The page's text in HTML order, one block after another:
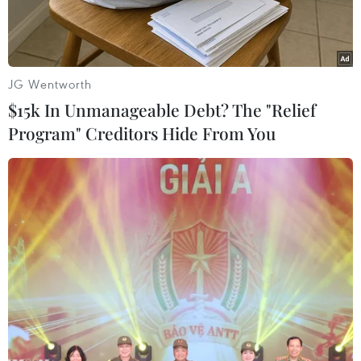
Các đối tượng trong vụ mâu thuẫn giao thông chém thương
vong 2 người tại Bình Dương. (Ảnh: TTXVN phát)
Ngày 14/2, Cảnh sát hình sự, Công an tỉnh Bình
Dương phối hợp với Công an thành phố Thuận
JG Wentworth
$15k In Unmanageable Debt? The "Relief
Program" Creditors Hide From You